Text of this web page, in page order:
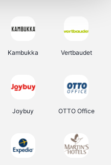
Kambukka Vertbaudet
Joybuy OTTO Office